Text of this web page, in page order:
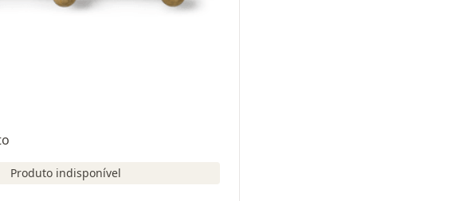
Produto indisponível